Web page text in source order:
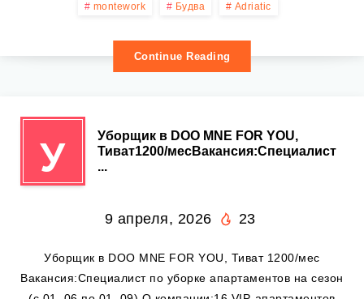
montework Будва Adriatic
Continue Reading
У
Уборщик в DOO MNE FOR YOU,
Тиват1200/месВакансия:Специалист
...
9 апреля, 2026 23
Уборщик в DOO MNE FOR YOU, Тиват 1200/мес
Вакансия:Специалист по уборке апартаментов на сезон